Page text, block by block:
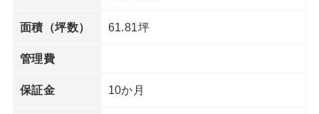
面積（坪数） 61.81坪
管理費
保証金 10か月